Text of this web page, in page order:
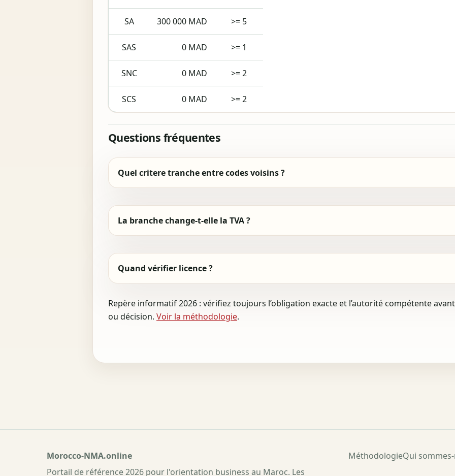
SA 300 000 MAD >= 5
SAS 0 MAD >= 1
SNC 0 MAD >= 2
SCS 0 MAD >= 2
Questions fréquentes
Quel critere tranche entre codes voisins ?
La branche change-t-elle la TVA ?
Quand vérifier licence ?
Repère informatif 2026 : vérifiez toujours l’obligation exacte et l’autorité compétente
ou décision. Voir la méthodologie.
Morocco-NMA.online
Portail de référence 2026 pour l'orientation business au Maroc. Les
MéthodologieQui